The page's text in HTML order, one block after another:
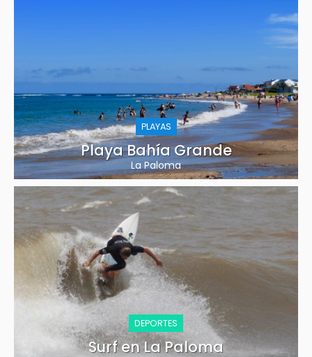
PLAYAS
Playa Bahía Grande
La Paloma
DEPORTES
Surf en La Paloma